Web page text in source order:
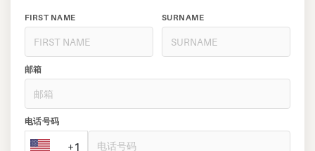
FIRST NAME SURNAME
邮箱
电话号码
+1